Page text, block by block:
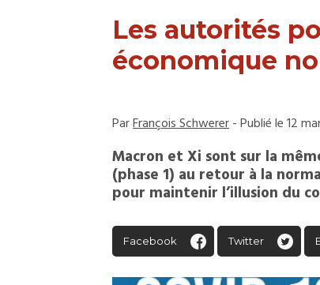
Les autorités
économique
ParFrançois Schwerer- Publié le 12
Macron et Xi sont sur la
(phase 1) au retour à la
pour maintenir l’illusion du
Facebook Twitter